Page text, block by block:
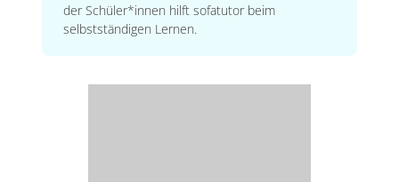
der Schüler*innen hilft sofatutor beim
selbstständigen Lernen.